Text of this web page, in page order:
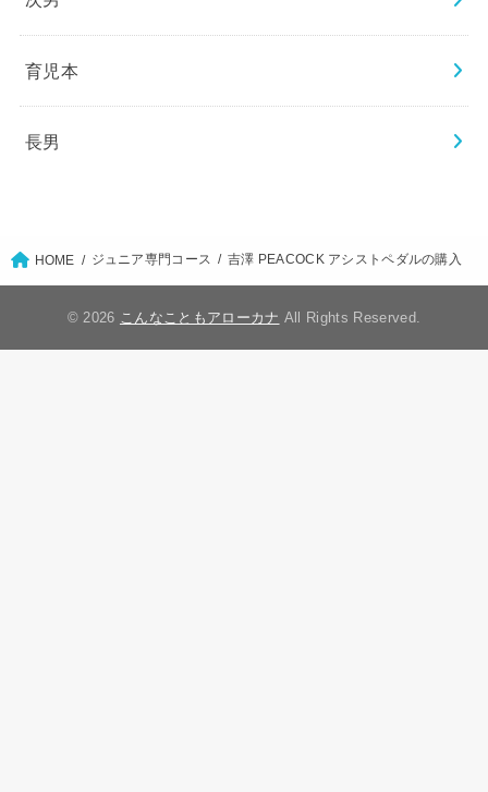
育児本
長男
HOME ジュニア専門コース 吉澤 PEACOCK アシストペダルの購入
© 2026 こんなこともアローカナ All Rights Reserved.